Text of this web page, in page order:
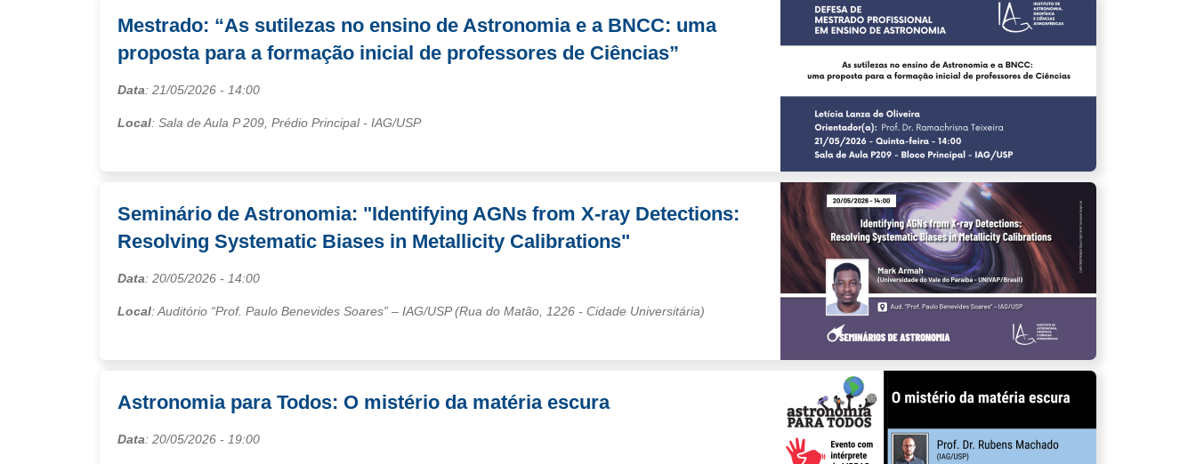
Mestrado: “As sutilezas no ensino de Astronomia e a BNCC: uma
proposta para a formação inicial de professores de Ciências”
Data: 21/05/2026 - 14:00
Local: Sala de Aula P 209, Prédio Principal - IAG/USP
Seminário de Astronomia: "Identifying AGNs from X-ray Detections:
Resolving Systematic Biases in Metallicity Calibrations"
Data: 20/05/2026 - 14:00
Local: Auditório “Prof. Paulo Benevides Soares” – IAG/USP (Rua do Matão, 1226 - Cidade Universitária)
Astronomia para Todos: O mistério da matéria escura
Data: 20/05/2026 - 19:00